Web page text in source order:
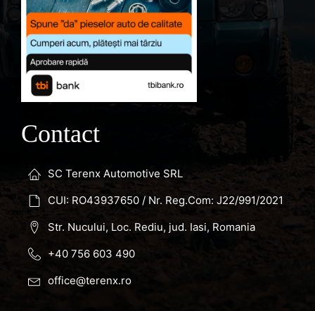
Contact
SC Terenx Automotive SRL
CUI: RO43937650 / Nr. Reg.Com: J22/991/2021
Str. Nucului, Loc. Rediu, jud. Iasi, Romania
+40 756 603 490
office@terenx.ro